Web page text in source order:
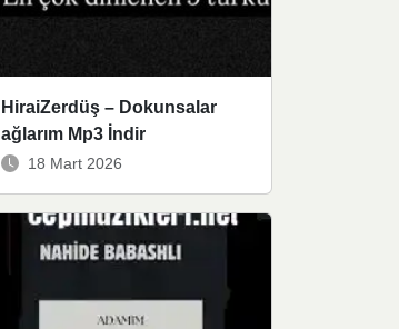
HiraiZerdüş – Dokunsalar
ağlarım Mp3 İndir
18 Mart 2026